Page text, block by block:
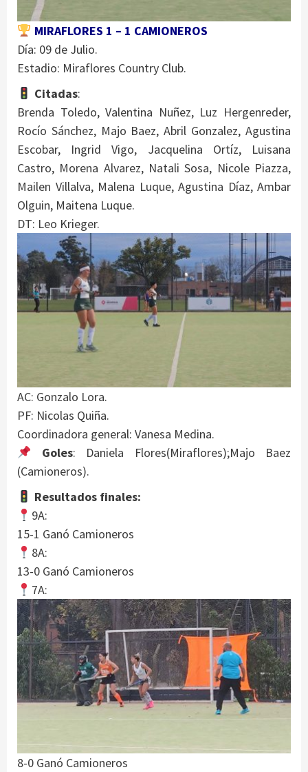
MIRAFLORES 1 – 1 CAMIONEROS
Día: 09 de Julio.
Estadio: Miraflores Country Club.
Citadas:
Brenda Toledo, Valentina Nuñez, Luz Hergenreder,
Rocío Sánchez, Majo Baez, Abril Gonzalez, Agustina
Escobar, Ingrid Vigo, Jacquelina Ortíz, Luisana
Castro, Morena Alvarez, Natali Sosa, Nicole Piazza,
Mailen Villalva, Malena Luque, Agustina Díaz, Ambar
Olguin, Maitena Luque.
DT: Leo Krieger.
AC: Gonzalo Lora.
PF: Nicolas Quiña.
Coordinadora general: Vanesa Medina.
Goles: Daniela Flores(Miraflores);Majo Baez
(Camioneros).
Resultados finales:
9A:
15-1 Ganó Camioneros
8A:
13-0 Ganó Camioneros
7A:
8-0 Ganó Camioneros